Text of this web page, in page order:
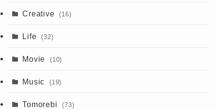
Creative (16)
Life (32)
Movie (10)
Music (19)
Tomorebi (73)